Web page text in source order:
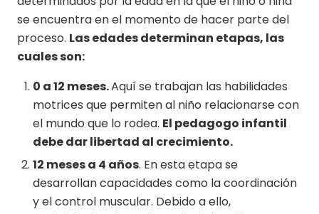
se encuentra en el momento de hacer parte del
proceso. Las edades determinan etapas, las
cuales son:
0 a 12 meses.Aquí se trabajan las habilidades
motrices que permiten al niño relacionarse con
el mundo que lo rodea. El pedagogo infantil
debe dar libertad al crecimiento.
12 meses a 4 años. En esta etapa se
desarrollan capacidades como la coordinación
y el control muscular. Debido a ello,